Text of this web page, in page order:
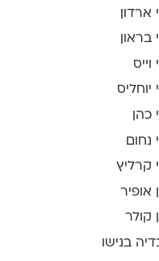
ארדון
בראון
וייס
יוחליס
כהן
נחום
קרליץ
אופיר
קולר
בנישו